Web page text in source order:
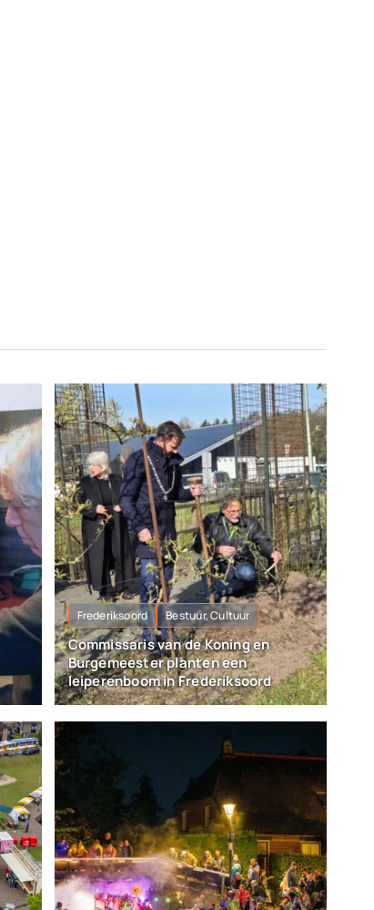
Frederiksoord Bestuur, Cultuur
Commissaris van de Koning en
Burgemeester planten een
leiperenboom in Frederiksoord